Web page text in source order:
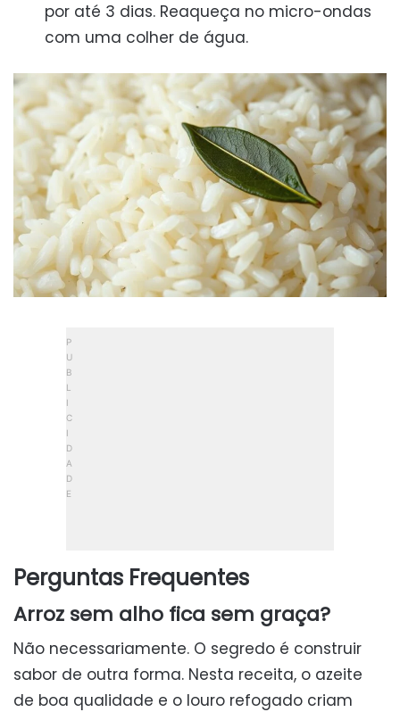
por até 3 dias. Reaqueça no micro-ondas
com uma colher de água.
Perguntas Frequentes
Arroz sem alho fica sem graça?
Não necessariamente. O segredo é construir
sabor de outra forma. Nesta receita, o azeite
de boa qualidade e o louro refogado criam